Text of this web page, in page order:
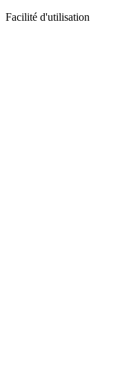
Facilité d'utilisation